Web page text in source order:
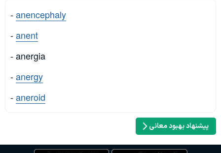
-anencephaly
-anent
- anergia
-anergy
-aneroid
پیشنهاد بهبود معانی